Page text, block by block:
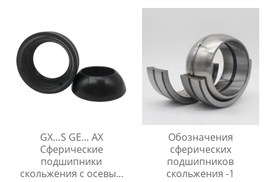
GX…S GE… AX
Сферические
подшипники
скольжения с осевым
Обозначения
сферических
подшипников
скольжения -1